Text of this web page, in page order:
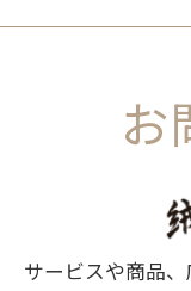
お
サービスや商品